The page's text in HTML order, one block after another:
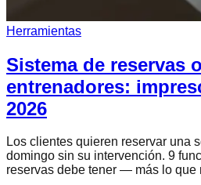
Herramientas
Sistema de reservas
entrenadores:
2026
Los clientes quieren reservar una
domingo sin su intervención. 9
reservas debe tener — más lo que